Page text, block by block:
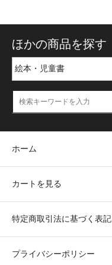
ほかの商品を探す
ホーム
カートを見る
特定商取引法に基づく表記
プライバシーポリシー